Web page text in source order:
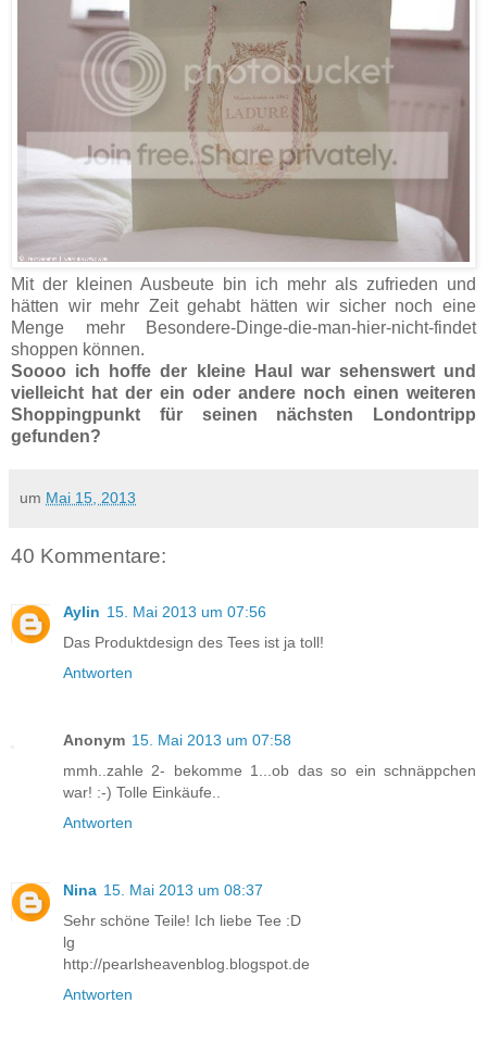
Mit der kleinen Ausbeute bin ich mehr als zufrieden und
hätten wir mehr Zeit gehabt hätten wir sicher noch eine
Menge mehr Besondere-Dinge-die-man-hier-nicht-findet
shoppen können.
Soooo ich hoffe der kleine Haul war sehenswert und
vielleicht hat der ein oder andere noch einen weiteren
Shoppingpunkt für seinen nächsten Londontripp
gefunden?
um Mai 15, 2013
40 Kommentare:
Aylin 15. Mai 2013 um 07:56
Das Produktdesign des Tees ist ja toll!
Antworten
Anonym 15. Mai 2013 um 07:58
mmh..zahle 2- bekomme 1...ob das so ein schnäppchen
war! :-) Tolle Einkäufe..
Antworten
Nina 15. Mai 2013 um 08:37
Sehr schöne Teile! Ich liebe Tee :D
lg
http://pearlsheavenblog.blogspot.de
Antworten